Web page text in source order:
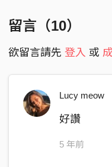
In the delusion
I want you to know
留言（10）
欲留言請先 登入 或
Lucy meow
好讚
5 年前